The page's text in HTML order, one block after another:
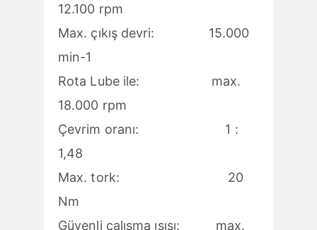
12.100 rpm
Max. çıkış devri: 15.000
min-1
Rota Lube ile: max.
18.000 rpm
Çevrim oranı: 1 :
1,48
Max. tork: 20
Nm
Güvenli çalışma ısısı: max.